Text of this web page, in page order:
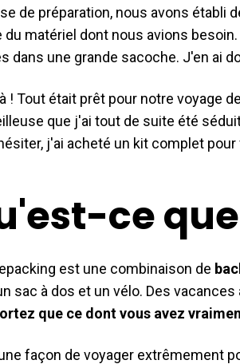
de préparation, nous avons
du matériel dont nous avions
dans une grande sacoche. J'en ai
! Tout était prêt pour notre voyage
que j'ai tout de suite été
j'ai acheté un kit complet
ce
est une combinaison de
sac à dos et un vélo. Des
que ce dont vous avez
façon de voyager extrêmement